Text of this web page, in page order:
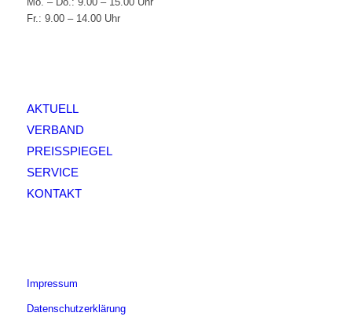
Fr.: 9.00 – 14.00 Uhr
AKTUELL
VERBAND
PREISSPIEGEL
SERVICE
KONTAKT
Impressum
Datenschutzerklärung